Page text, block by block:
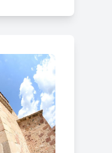
ajudantia
i monstres a
és la
Les